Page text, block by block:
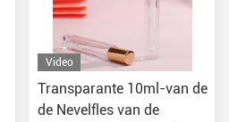
Video
Transparante 10ml-van de
de Nevelfles van de